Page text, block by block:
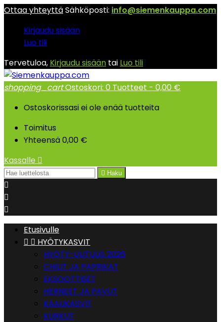
Ottaa yhteyttäSähköposti: info@siemenkauppa.com
Kirjaudu sisään
Luo tili
Tervetuloa, Kirjaudu sisään tai Luo tili
shopping_cartOstoskori: 0 Tuotteet - 0,00 €
Ostoskorissasi ei ole enää tuotteita
Toimitus
Yhteensä0,00 €
Kassalle 
 Haku



Etusivulle
  HYÖTYKASVIT
HYÖTY-UUTUUS 2026
CHILIT JA PAPRIKAT
EKSOOTTISET
HERNEET JA PAVUT
KAALIKASVIT
KURKUT